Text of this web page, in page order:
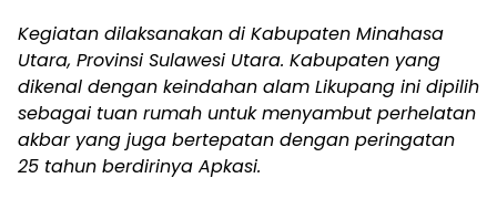
Kegiatan dilaksanakan di Kabupaten Minahasa
Utara, Provinsi Sulawesi Utara. Kabupaten yang
dikenal dengan keindahan alam Likupang ini dipilih
sebagai tuan rumah untuk menyambut perhelatan
akbar yang juga bertepatan dengan peringatan
25 tahun berdirinya Apkasi.